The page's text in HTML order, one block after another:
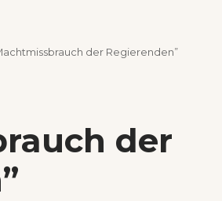
der Regierenden”
der